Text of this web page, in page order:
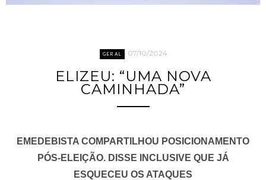
GERAL 07/10/2024
ELIZEU: “UMA NOVA
CAMINHADA”
EMEDEBISTA COMPARTILHOU POSICIONAMENTO
PÓS-ELEIÇÃO. DISSE INCLUSIVE QUE JÁ
ESQUECEU OS ATAQUES